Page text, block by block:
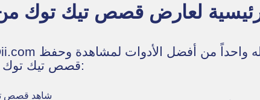
قصص تيك توك بشكل خاص وسهل:
1. شاهد قصص